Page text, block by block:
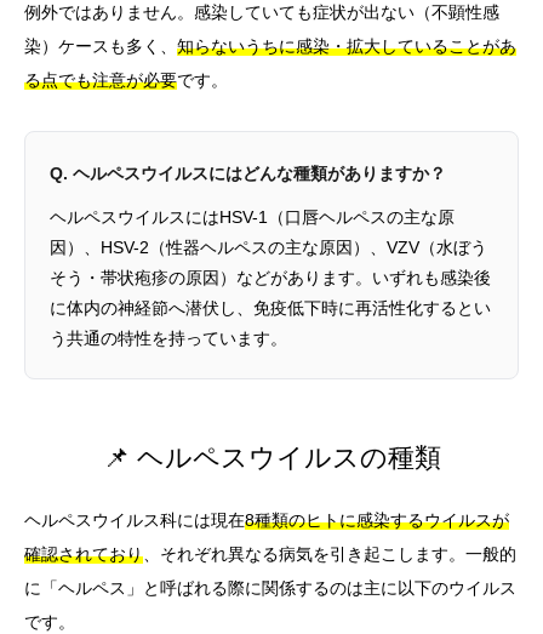
例外ではありません。感染していても症状が出ない（不顕性感
染）ケースも多く、 知らないうちに感染・拡大していることがあ
る点でも注意が必要です。
Q. ヘルペスウイルスにはどんな種類がありますか？
ヘルペスウイルスにはHSV-1（口唇ヘルペスの主な原
因）、HSV-2（性器ヘルペスの主な原因）、VZV（水ぼう
そう・帯状疱疹の原因）などがあります。いずれも感染後
に体内の神経節へ潜伏し、免疫低下時に再活性化するとい
う共通の特性を持っています。
📌 ヘルペスウイルスの種類
ヘルペスウイルス科には現在8種類のヒトに感染するウイルスが
確認されており 、それぞれ異なる病気を引き起こします。一般的
に「ヘルペス」と呼ばれる際に関係するのは主に以下のウイルス
です。